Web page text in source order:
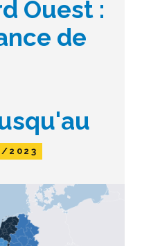
Ouest :
de
2023